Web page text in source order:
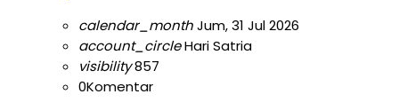
calendar_monthJum, 31 Jul 2026
account_circleHari Satria
visibility857
0Komentar